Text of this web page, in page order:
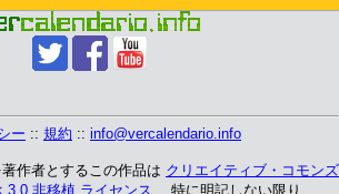
ー :: 規約 :: info@vercalendario.info
作者とするこの作品は クリエイティブ・コモンズ
3.0 非移植 ライセンス 、 特に明記しない限り.